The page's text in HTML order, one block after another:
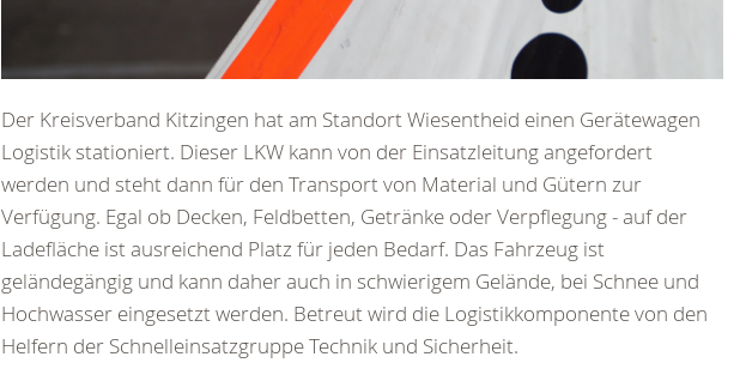
Der Kreisverband Kitzingen hat am Standort Wiesentheid einen Gerätewagen
Logistik stationiert. Dieser LKW kann von der Einsatzleitung angefordert
werden und steht dann für den Transport von Material und Gütern zur
Verfügung. Egal ob Decken, Feldbetten, Getränke oder Verpflegung - auf der
Ladefläche ist ausreichend Platz für jeden Bedarf. Das Fahrzeug ist
geländegängig und kann daher auch in schwierigem Gelände, bei Schnee und
Hochwasser eingesetzt werden. Betreut wird die Logistikkomponente von den
Helfern der Schnelleinsatzgruppe Technik und Sicherheit.